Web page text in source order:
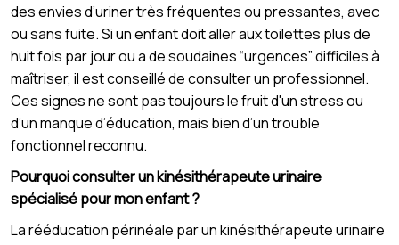
des envies d’uriner très fréquentes ou pressantes, avec
ou sans fuite. Si un enfant doit aller aux toilettes plus de
huit fois par jour ou a de soudaines “urgences” difficiles à
maîtriser, il est conseillé de consulter un professionnel.
Ces signes ne sont pas toujours le fruit d'un stress ou
d’un manque d’éducation, mais bien d’un trouble
fonctionnel reconnu.
Pourquoi consulter un kinésithérapeute urinaire
spécialisé pour mon enfant ?
La rééducation périnéale par un kinésithérapeute urinaire